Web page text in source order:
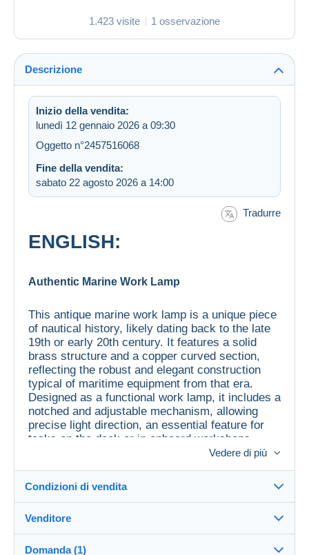
1.423 visite 1 osservazione
Descrizione
Inizio della vendita:
lunedì 12 gennaio 2026 a 09:30
Oggetto n°2457516068
Fine della vendita:
sabato 22 agosto 2026 a 14:00
Tradurre
ENGLISH:
Authentic Marine Work Lamp
This antique marine work lamp is a unique piece
of nautical history, likely dating back to the late
19th or early 20th century. It features a solid
brass structure and a copper curved section,
reflecting the robust and elegant construction
typical of maritime equipment from that era.
Designed as a functional work lamp, it includes a
notched and adjustable mechanism, allowing
precise light direction, an essential feature for
tasks on the deck or in onboard workshops.
With a diameter of 19.7 inches (50 cm) and a
weight of 38 pounds (17 kg), this impressive and
substantial lamp embodies the nautical
craftsmanship of its time. Its distinctive beehive
Vedere di più
Condizioni di vendita
Venditore
Domanda (1)